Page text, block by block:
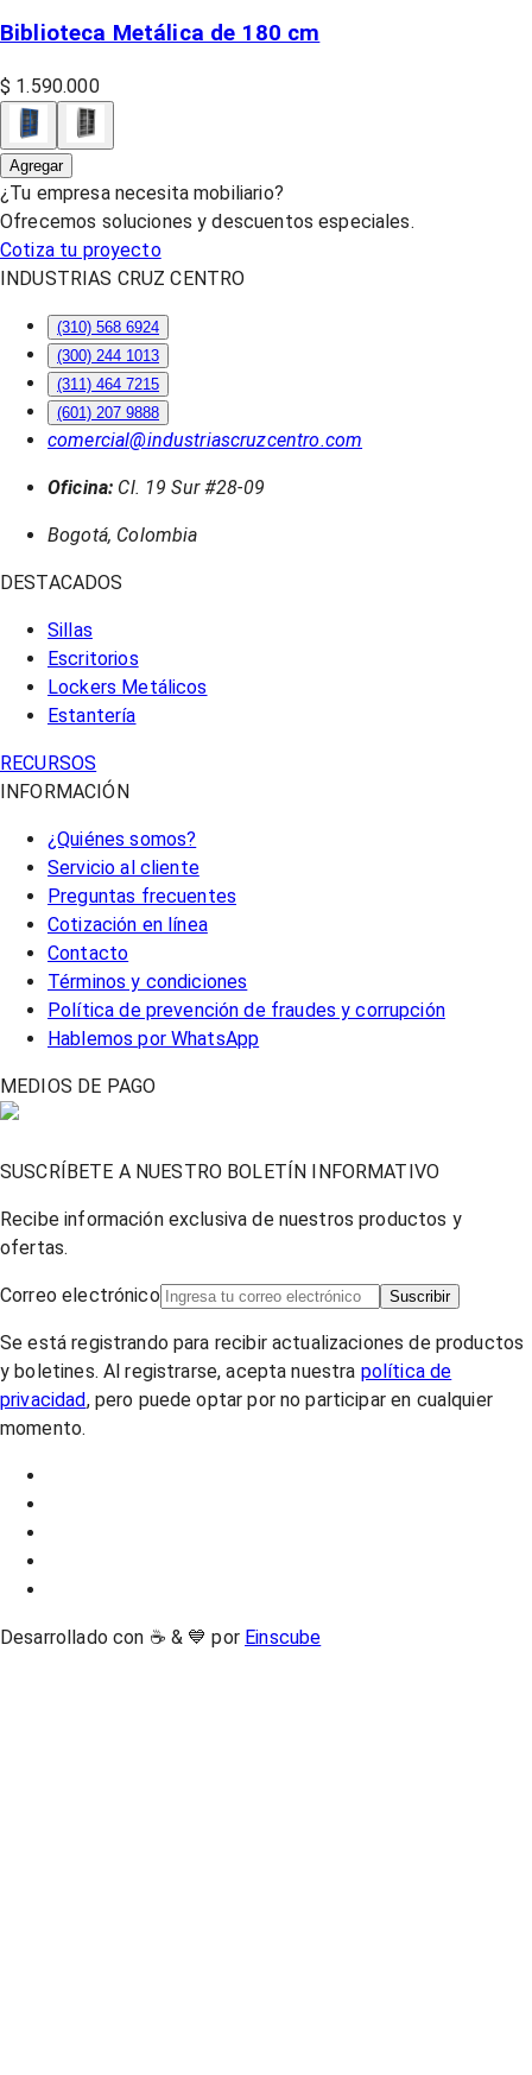
Biblioteca Metálica de 180 cm
$ 1.590.000
Agregar
¿Tu empresa necesita mobiliario?
Ofrecemos soluciones y descuentos especiales.
Cotiza tu proyecto
INDUSTRIAS CRUZ CENTRO
(310) 568 6924
(300) 244 1013
(311) 464 7215
(601) 207 9888
comercial@industriascruzcentro.com
Oficina: Cl. 19 Sur #28-09
Bogotá, Colombia
DESTACADOS
Sillas
Escritorios
Lockers Metálicos
Estantería
RECURSOS
INFORMACIÓN
¿Quiénes somos?
Servicio al cliente
Preguntas frecuentes
Cotización en línea
Contacto
Términos y condiciones
Política de prevención de fraudes y corrupción
Hablemos por WhatsApp
MEDIOS DE PAGO
SUSCRÍBETE A NUESTRO BOLETÍN INFORMATIVO
Recibe información exclusiva de nuestros productos y
ofertas.
Correo electrónico Suscribir
Se está registrando para recibir actualizaciones de productos
y boletines. Al registrarse, acepta nuestra política de
privacidad, pero puede optar por no participar en cualquier
momento.
Desarrollado con ☕ & 💙 por Einscube